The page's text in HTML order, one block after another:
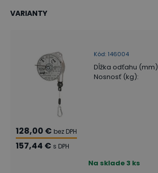
VARIANTY
Kód: 146004
Dĺžka odťahu (mm)
Nosnosť (kg):
128,00 € bez DPH
157,44 € s DPH
Na sklade3 ks